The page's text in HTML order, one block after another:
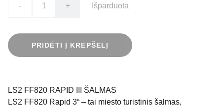
- + Išparduota
PRIDĖTI Į KREPŠELĮ
LS2 FF820 RAPID III ŠALMAS
LS2 FF820 Rapid 3“ – tai miesto turistinis šalmas,